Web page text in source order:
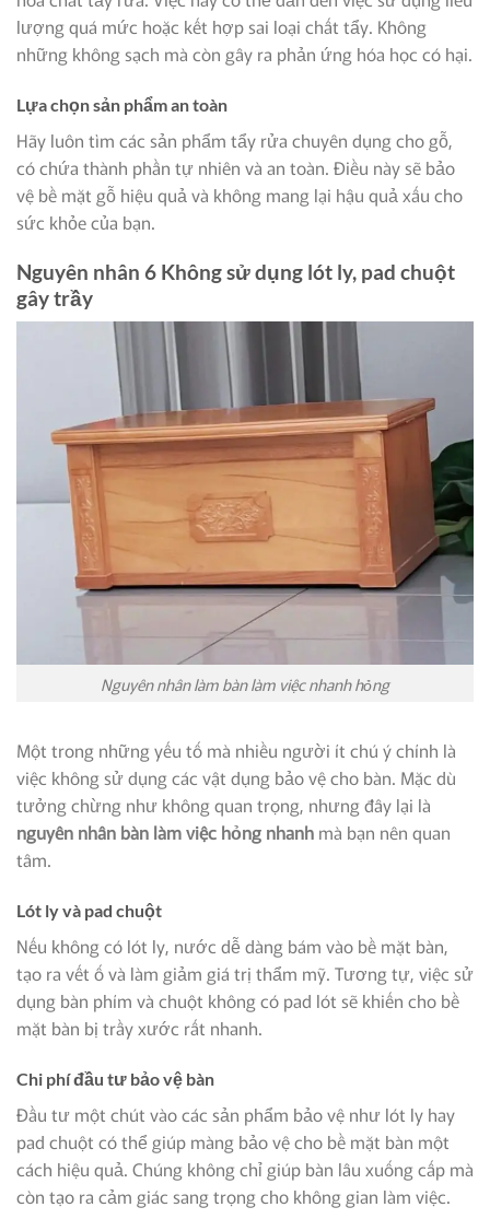
lượng quá mức hoặc kết hợp sai loại chất tẩy. Không
những không sạch mà còn gây ra phản ứng hóa học có hại.
Lựa chọn sản phẩm an toàn
Hãy luôn tìm các sản phẩm tẩy rửa chuyên dụng cho gỗ,
có chứa thành phần tự nhiên và an toàn. Điều này sẽ bảo
vệ bề mặt gỗ hiệu quả và không mang lại hậu quả xấu cho
sức khỏe của bạn.
Nguyên nhân 6 Không sử dụng lót ly, pad chuột
gây trầy
Nguyên nhân làm bàn làm việc nhanh hỏng
Một trong những yếu tố mà nhiều người ít chú ý chính là
việc không sử dụng các vật dụng bảo vệ cho bàn. Mặc dù
tưởng chừng như không quan trọng, nhưng đây lại là
nguyên nhân bàn làm việc hỏng nhanh mà bạn nên quan
tâm.
Lót ly và pad chuột
Nếu không có lót ly, nước dễ dàng bám vào bề mặt bàn,
tạo ra vết ố và làm giảm giá trị thẩm mỹ. Tương tự, việc sử
dụng bàn phím và chuột không có pad lót sẽ khiến cho bề
mặt bàn bị trầy xước rất nhanh.
Chi phí đầu tư bảo vệ bàn
Đầu tư một chút vào các sản phẩm bảo vệ như lót ly hay
pad chuột có thể giúp màng bảo vệ cho bề mặt bàn một
cách hiệu quả. Chúng không chỉ giúp bàn lâu xuống cấp mà
còn tạo ra cảm giác sang trọng cho không gian làm việc.